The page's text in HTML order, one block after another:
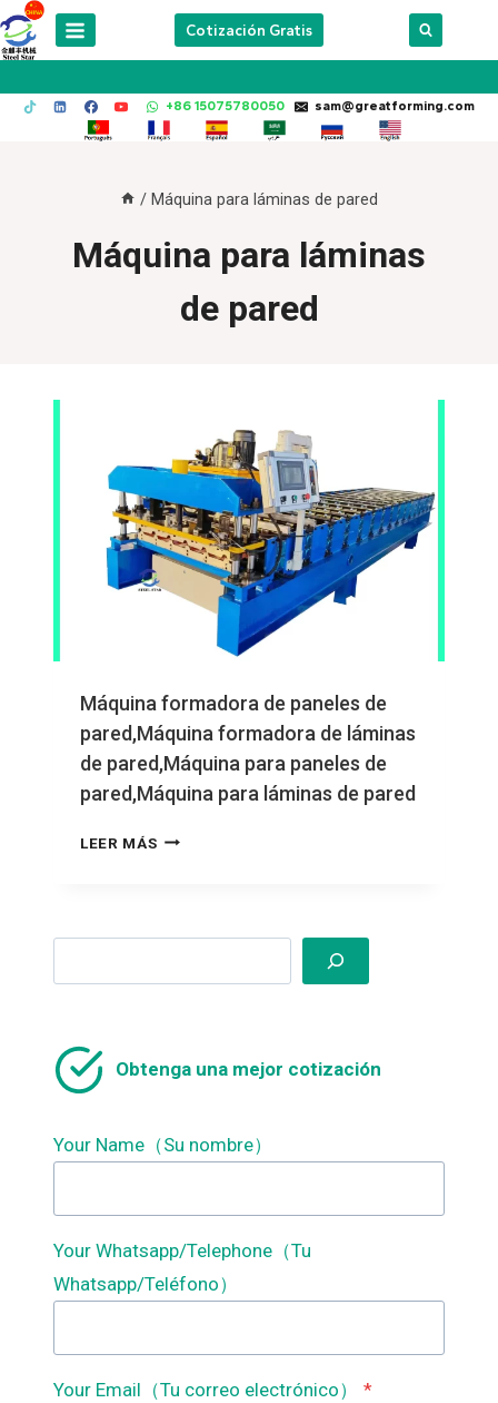
Skip
to
Cotización Gratis
+86 15075780050 sam@greatforming.com
/ Máquina para láminas de pared
Máquina para láminas
de pared
Máquina formadora de paneles de
pared,Máquina formadora de láminas
de pared,Máquina para paneles de
pared,Máquina para láminas de pared
LEER MÁSMÁQUINA
PARED,MÁQUINA
DE
PARED,MÁQUINA
LÁMINAS
PARED
Obtenga una mejor cotización
Your Name（Su nombre）
Your Whatsapp/Telephone（Tu
Whatsapp/Teléfono）
Your Email（Tu correo electrónico） *